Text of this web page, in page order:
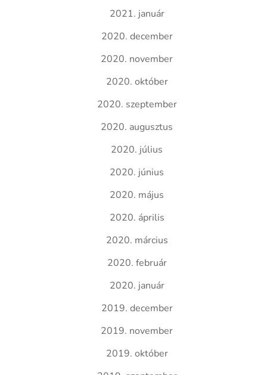
2021. január
2020. december
2020. november
2020. október
2020. szeptember
2020. augusztus
2020. július
2020. június
2020. május
2020. április
2020. március
2020. február
2020. január
2019. december
2019. november
2019. október